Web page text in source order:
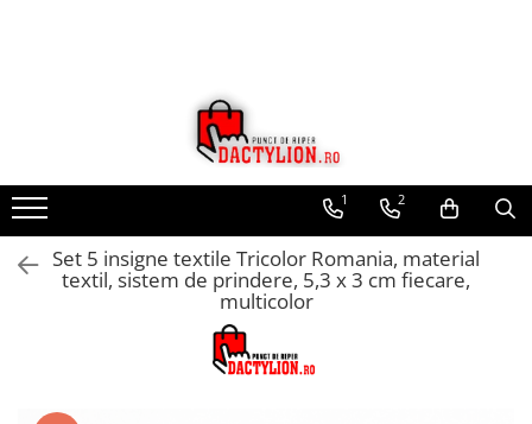
1 2
Set 5 insigne textile Tricolor Romania, material
textil, sistem de prindere, 5,3 x 3 cm fiecare,
multicolor